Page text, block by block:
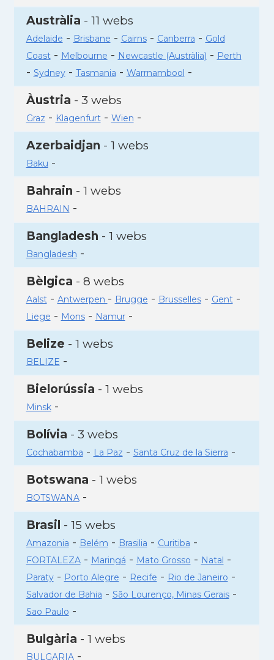
Austràlia - 11 webs
Adelaide - Brisbane - Cairns- Canberra - Gold
Coast- Melbourne - Newcastle (Austràlia) - Perth
- Sydney- Tasmania - Warrnambool -
Àustria - 3 webs
Graz - Klagenfurt- Wien -
Azerbaidjan - 1 webs
Baku -
Bahrain - 1 webs
BAHRAIN -
Bangladesh - 1 webs
Bangladesh -
Bèlgica - 8 webs
Aalst- Antwerpen - Brugge - Brusselles- Gent-
Liege - Mons- Namur-
Belize - 1 webs
BELIZE -
Bielorússia - 1 webs
Minsk-
Bolívia - 3 webs
Cochabamba - La Paz - Santa Cruz de la Sierra -
Botswana - 1 webs
BOTSWANA-
Brasil - 15 webs
Amazonia - Belém - Brasilia - Curitiba -
FORTALEZA- Maringá - Mato Grosso - Natal -
Paraty- Porto Alegre - Recife - Rio de Janeiro -
Salvador de Bahia - São Lourenço, Minas Gerais-
Sao Paulo -
Bulgària - 1 webs
BULGARIA-